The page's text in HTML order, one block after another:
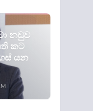
නඩුව
කට
යන